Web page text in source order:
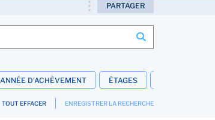
PARTAGER
ANNÉE D'ACHÈVEMENT ÉTAGES
TOUT EFFACER ENREGISTRER LA RECHERCHE